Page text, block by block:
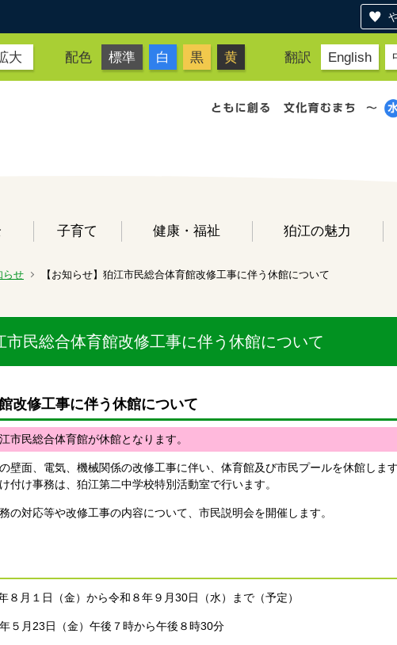
大 配色 標準 白 黒 黄 翻訳 English
子育て 健康・福祉 狛江の魅力
らせ 【お知らせ】狛江市民総合体育館改修工事に伴う休館について
市民総合体育館改修工事に伴う休館について
改修工事に伴う休館について
市民総合体育館が休館となります。
壁面、電気、機械関係の改修工事に伴い、体育館及び市民プールを休館しま
付け事務は、狛江第二中学校特別活動室で行います。
の対応等や改修工事の内容について、市民説明会を開催します。
月１日（金）から令和８年９月30日（水）まで（予定）
５月23日（金）午後７時から午後８時30分